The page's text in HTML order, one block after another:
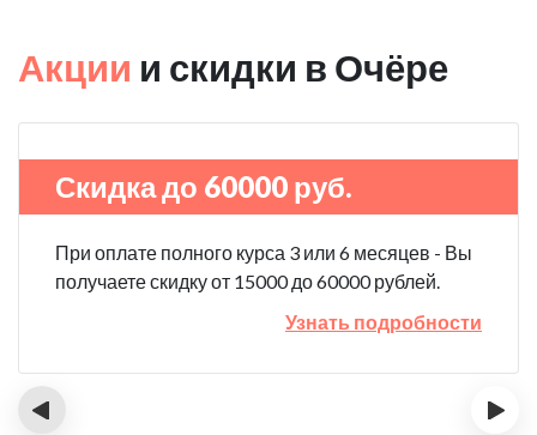
Акции и скидки в Очёре
Скидка до 60000 руб.
При оплате полного курса 3 или 6 месяцев - Вы
получаете скидку от 15000 до 60000 рублей.
Узнать подробности
‹ ›